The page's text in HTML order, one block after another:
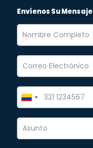
Envíenos Su Mensaje